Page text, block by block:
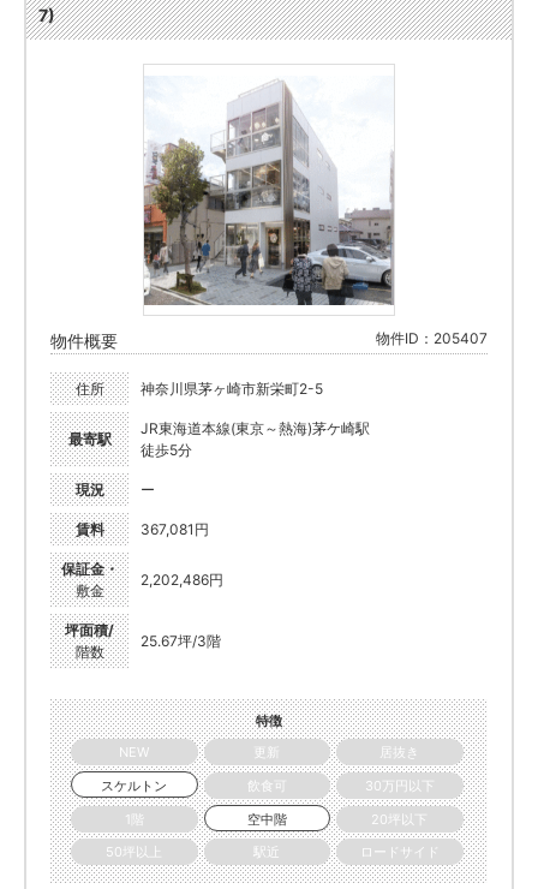
7)
物件概要 物件ID：205407
住所 神奈川県茅ヶ崎市新栄町2-5
最寄駅
JR東海道本線(東京～熱海)茅ケ崎駅
徒歩5分
現況 ー
賃料 367,081円
保証金・
敷金
2,202,486円
坪面積/
階数
25.67坪/3階
特徴
NEW
更新
居抜き
スケルトン
飲食可
30万円以下
1階
空中階
20坪以下
50坪以上
駅近 ロードサイド